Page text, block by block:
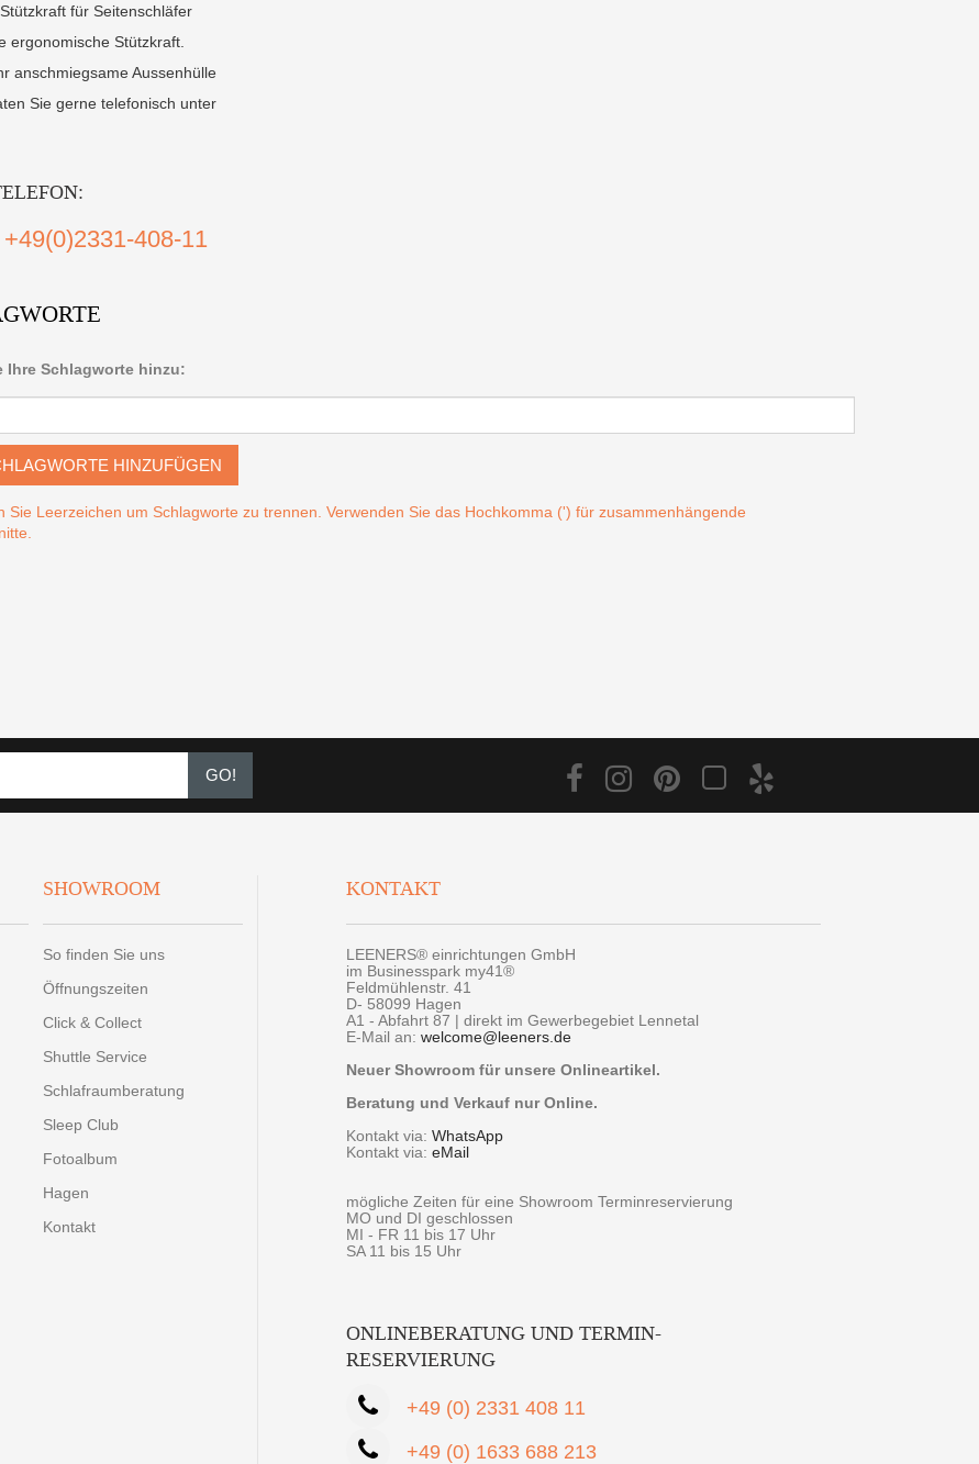
für Seitenschläfer
ergonomische Stützkraft.
anschmiegsame Aussenhülle
Sie gerne telefonisch unter
+49(0)2331-408-11
Ihre Schlagworte hinzu:
HINZUFÜGEN
Sie Leerzeichen um Schlagworte zu trennen. Verwenden Sie das Hochkomma (') für zusammenhängende
GO!
SHOWROOM
So finden Sie uns
Öffnungszeiten
Click & Collect
Shuttle Service
Schlafraumberatung
Sleep Club
Fotoalbum
Hagen
Kontakt
KONTAKT
LEENERS® einrichtungen GmbH
im Businesspark my41®
Feldmühlenstr. 41
D- 58099 Hagen
A1 - Abfahrt 87 | direkt im Gewerbegebiet Lennetal
E-Mail an: welcome@leeners.de
Neuer Showroom für unsere Onlineartikel.
Beratung und Verkauf nur Online.
Kontakt via: WhatsApp
Kontakt via: eMail
mögliche Zeiten für eine Showroom Terminreservierung
MO und DI geschlossen
MI - FR 11 bis 17 Uhr
SA 11 bis 15 Uhr
ONLINEBERATUNG UND TERMIN-
RESERVIERUNG
+49 (0) 2331 408 11
+49 (0) 1633 688 213